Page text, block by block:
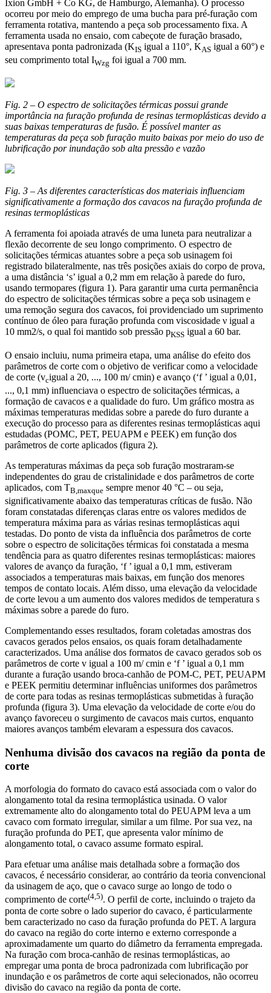
Ixion GmbH + Co KG, de Hamburgo, Alemanha). O processo
ocorreu por meio do emprego de uma bucha para pré-furação com
ferramenta rotativa, mantendo a peça sob processamento fixa. A
ferramenta usada no ensaio, com cabeçote de furação brasado,
apresentava ponta padronizada (KIS igual a 110°, KAS igual a 60°) e
seu comprimento total IWzg foi igual a 700 mm.
Fig. 2 – O espectro de solicitações térmicas possui grande
importância na furação profunda de resinas termoplásticas devido a
suas baixas temperaturas de fusão. É possível manter as
temperaturas da peça sob furação muito baixas por meio do uso de
lubrificação por inundação sob alta pressão e vazão
Fig. 3 – As diferentes características dos materiais influenciam
significativamente a formação dos cavacos na furação profunda de
resinas termoplásticas
A ferramenta foi apoiada através de uma luneta para neutralizar a
flexão decorrente de seu longo comprimento. O espectro de
solicitações térmicas atuantes sobre a peça sob usinagem foi
registrado bilateralmente, nas três posições axiais do corpo de prova,
a uma distância ‘s’ igual a 0,2 mm em relação à parede do furo,
usando termopares (figura 1). Para garantir uma curta permanência
do espectro de solicitações térmicas sobre a peça sob usinagem e
uma remoção segura dos cavacos, foi providenciado um suprimento
contínuo de óleo para furação profunda com viscosidade ν igual a
10 mm2/s, o qual foi mantido sob pressão pKSS igual a 60 bar.
O ensaio incluiu, numa primeira etapa, uma análise do efeito dos
parâmetros de corte com o objetivo de verificar como a velocidade
de corte (vcigual a 20, ..., 100 m/ cmin) e avanço (‘f ’ igual a 0,01,
..., 0,1 mm) influenciava o espectro de solicitações térmicas, a
formação de cavacos e a qualidade do furo. Um gráfico mostra as
máximas temperaturas medidas sobre a parede do furo durante a
execução do processo para as diferentes resinas termoplásticas aqui
estudadas (POMC, PET, PEUAPM e PEEK) em função dos
parâmetros de corte aplicados (figura 2).
As temperaturas máximas da peça sob furação mostraram-se
independentes do grau de cristalinidade e dos parâmetros de corte
aplicados, com TB,maxque sempre menor 40 °C – ou seja,
significativamente abaixo das temperaturas críticas de fusão. Não
foram constatadas diferenças claras entre os valores medidos de
temperatura máxima para as várias resinas termoplásticas aqui
testadas. Do ponto de vista da influência dos parâmetros de corte
sobre o espectro de solicitações térmicas foi constatada a mesma
tendência para as quatro diferentes resinas termoplásticas: maiores
valores de avanço da furação, ‘f ’ igual a 0,1 mm, estiveram
associados a temperaturas mais baixas, em função dos menores
tempos de contato locais. Além disso, uma elevação da velocidade
de corte levou a um aumento dos valores medidos de temperatura s
máximas sobre a parede do furo.
Complementando esses resultados, foram coletadas amostras dos
cavacos gerados pelos ensaios, os quais foram detalhadamente
caracterizados. Uma análise dos formatos de cavaco gerados sob os
parâmetros de corte v igual a 100 m/ cmin e ‘f ’ igual a 0,1 mm
durante a furação usando broca-canhão de POM-C, PET, PEUAPM
e PEEK permitiu determinar influências uniformes dos parâmetros
de corte para todas as resinas termoplásticas submetidas à furação
profunda (figura 3). Uma elevação da velocidade de corte e/ou do
avanço favoreceu o surgimento de cavacos mais curtos, enquanto
maiores avanços também elevaram a espessura dos cavacos.
Nenhuma divisão dos cavacos na região da ponta de
corte
A morfologia do formato do cavaco está associada com o valor do
alongamento total da resina termoplástica usinada. O valor
extremamente alto do alongamento total do PEUAPM leva a um
cavaco com formato irregular, similar a um filme. Por sua vez, na
furação profunda do PET, que apresenta valor mínimo de
alongamento total, o cavaco assume formato espiral.
Para efetuar uma análise mais detalhada sobre a formação dos
cavacos, é necessário considerar, ao contrário da teoria convencional
da usinagem de aço, que o cavaco surge ao longo de todo o
comprimento de corte(4,5). O perfil de corte, incluindo o trajeto da
ponta de corte sobre o lado superior do cavaco, é particularmente
bem caracterizado no caso da furação profunda do PET. A largura
do cavaco na região do corte interno e externo corresponde a
aproximadamente um quarto do diâmetro da ferramenta empregada.
Na furação com broca-canhão de resinas termoplásticas, ao
empregar uma ponta de broca padronizada com lubrificação por
inundação e os parâmetros de corte aqui selecionados, não ocorreu
divisão do cavaco na região da ponta de corte.